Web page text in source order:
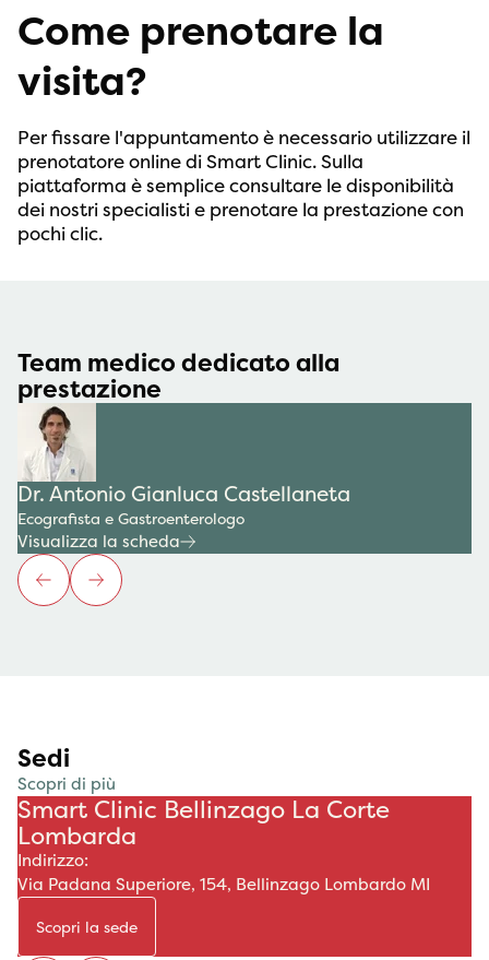
Come prenotare la
visita?
Per fissare l'appuntamento è necessario utilizzare il
prenotatore online di Smart Clinic. Sulla
piattaforma è semplice consultare le disponibilità
dei nostri specialisti e prenotare la prestazione con
pochi clic.
Team medico dedicato alla
prestazione
Dr. Antonio Gianluca Castellaneta
Ecografista e Gastroenterologo
Visualizza la scheda
Sedi
Scopri di più
Smart Clinic Bellinzago La Corte
Lombarda
Indirizzo:
Via Padana Superiore, 154, Bellinzago Lombardo MI
Scopri la sede